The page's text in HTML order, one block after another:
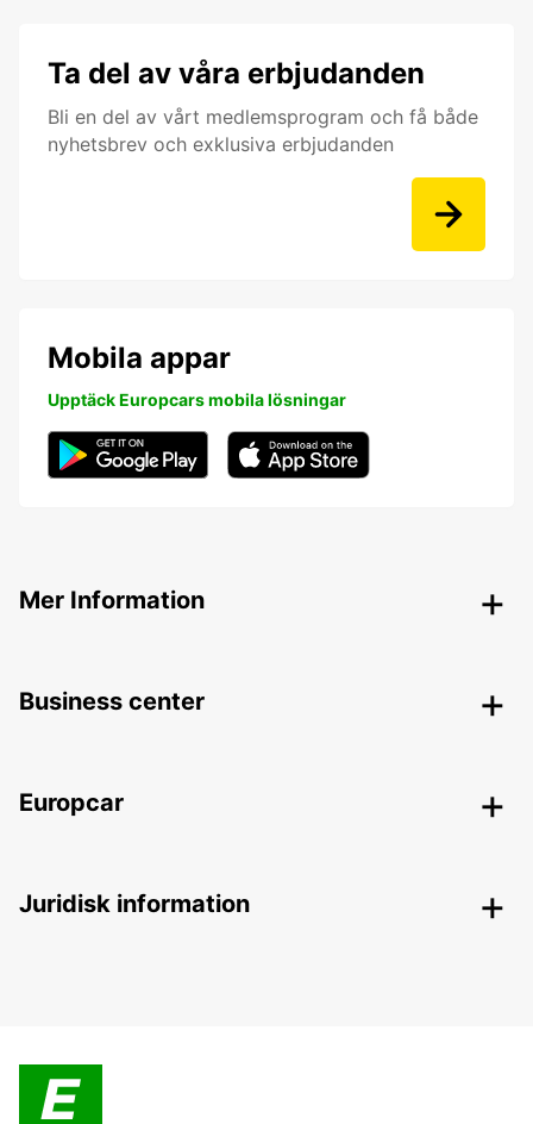
Ta del av våra erbjudanden
Bli en del av vårt medlemsprogram och få både
nyhetsbrev och exklusiva erbjudanden
Mobila appar
Upptäck Europcars mobila lösningar
Mer Information
Business center
Europcar
Juridisk information